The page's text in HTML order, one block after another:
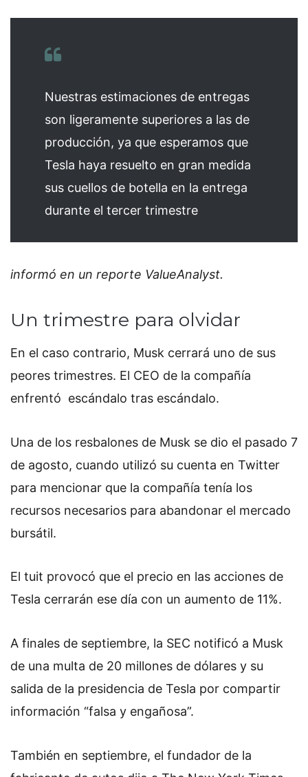
Nuestras estimaciones de entregas
son ligeramente superiores a las de
producción, ya que esperamos que
Tesla haya resuelto en gran medida
sus cuellos de botella en la entrega
durante el tercer trimestre
informó en un reporte ValueAnalyst.
Un trimestre para olvidar
En el caso contrario, Musk cerrará uno de sus
peores trimestres. El CEO de la compañía
enfrentó escándalo tras escándalo.
Una de los resbalones de Musk se dio el pasado 7
de agosto, cuando utilizó su cuenta en Twitter
para mencionar que la compañía tenía los
recursos necesarios para abandonar el mercado
bursátil.
El tuit provocó que el precio en las acciones de
Tesla cerrarán ese día con un aumento de 11%.
A finales de septiembre, la SEC notificó a Musk
de una multa de 20 millones de dólares y su
salida de la presidencia de Tesla por compartir
información “falsa y engañosa”.
También en septiembre, el fundador de la